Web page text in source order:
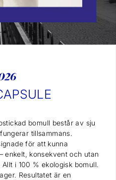
bomull består av sju
tillsammans.
för att kunna
enkelt, konsekvent och utan
i 100 % ekologisk bomull.
Resultatet är en